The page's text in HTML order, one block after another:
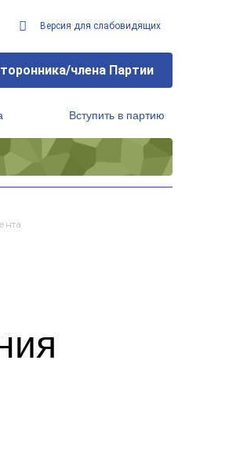
Версия для слабовидящих
члена Партии
Вступить в партию